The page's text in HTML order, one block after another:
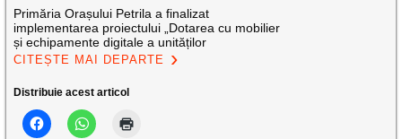
Primăria Orașului Petrila a finalizat
implementarea proiectului „Dotarea cu mobilier
și echipamente digitale a unităților
CITEȘTE MAI DEPARTE
Distribuie acest articol